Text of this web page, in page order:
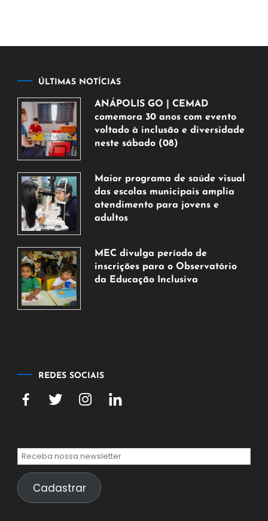
ÚLTIMAS NOTÍCIAS
ANÁPOLIS GO | CEMAD
comemora 30 anos com evento
voltado à inclusão e diversidade
neste sábado (08)
de
agosto
de
2026
Maior programa de saúde visual
das escolas municipais amplia
atendimento para jovens e
adultos
de
agosto
de
MEC divulga período de
inscrições para o Observatório
da Educação Inclusiva
REDES SOCIAIS
Cadastrar